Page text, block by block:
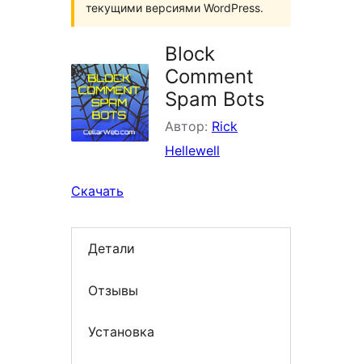
текущими версиями WordPress.
Block
Comment
Spam Bots
Автор: Rick
Hellewell
Скачать
Детали
Отзывы
Установка